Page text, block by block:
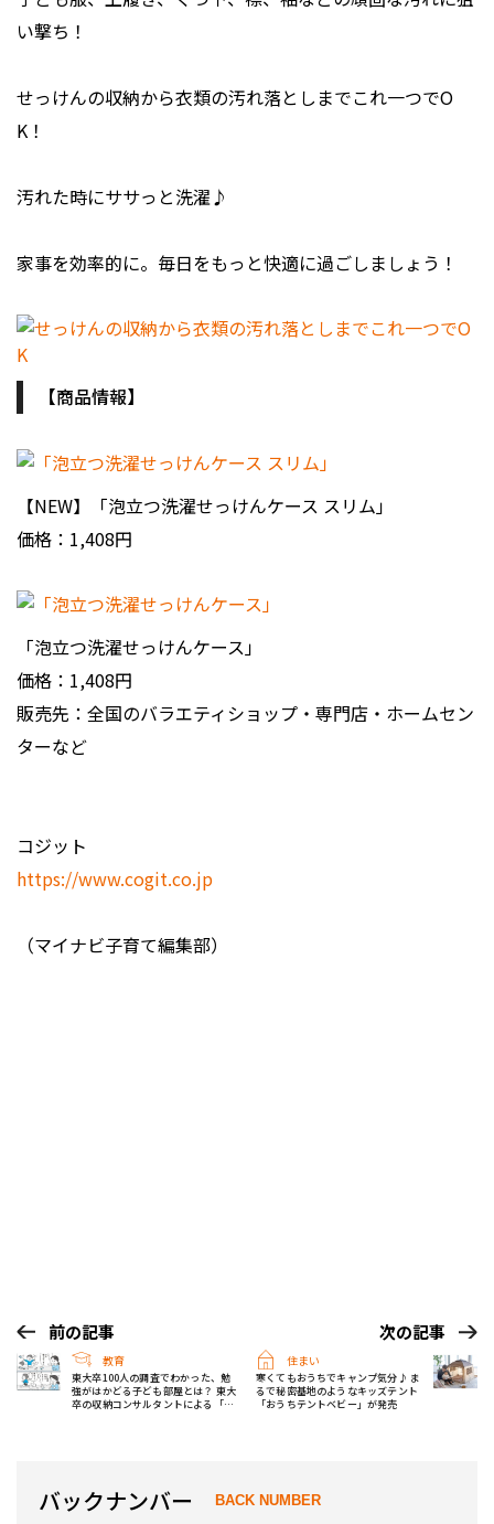
い撃ち！
せっけんの収納から衣類の汚れ落としまでこれ一つでO
K！
汚れた時にササっと洗濯♪
家事を効率的に。毎日をもっと快適に過ごしましょう！
【商品情報】
【NEW】「泡立つ洗濯せっけんケース スリム」
価格：1,408円
「泡立つ洗濯せっけんケース」
価格：1,408円
販売先：全国のバラエティショップ・専門店・ホームセン
ターなど
コジット
https://www.cogit.co.jp
（マイナビ子育て編集部）
前の記事
教育
東大卒100人の調査でわかった、勉
強がはかどる子ども部屋とは？ 東大
卒の収納コンサルタントによる「学
次の記事
住まい
寒くてもおうちでキャンプ気分♪ ま
るで秘密基地のようなキッズテント
「おうちテントベビー」が発売
バックナンバー BACK NUMBER